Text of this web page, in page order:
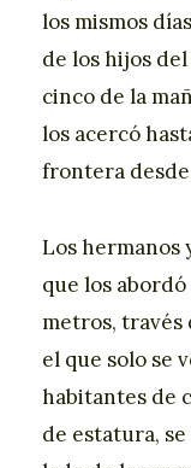
los mismos
de los hijos del
cinco de la
los acercó
frontera
Los hermanos
que los
metros, través
el que solo se
habitantes de
de estatura,